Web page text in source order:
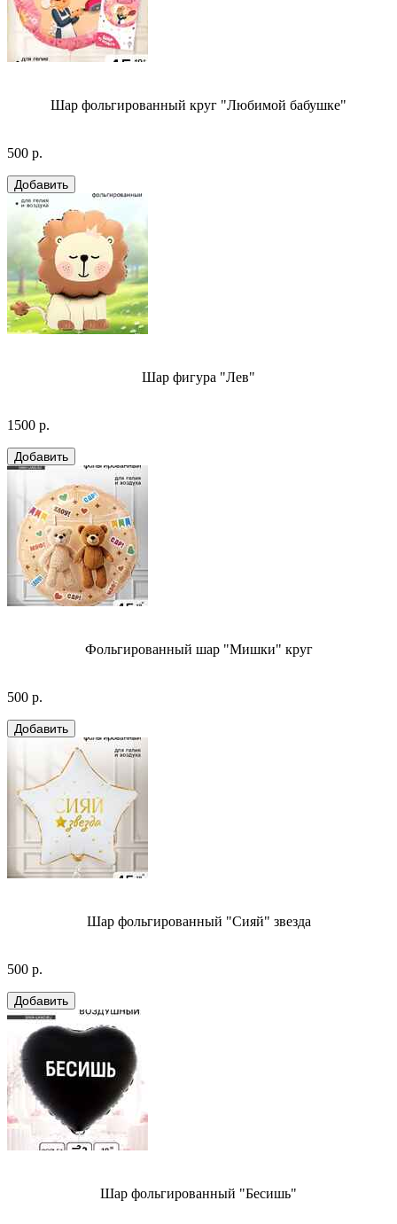
Шар фольгированный круг "Любимой бабушке"
500 р.
Шар фигура "Лев"
1500 р.
Фольгированный шар "Мишки" круг
500 р.
Шар фольгированный "Сияй" звезда
500 р.
Шар фольгированный "Бесишь"